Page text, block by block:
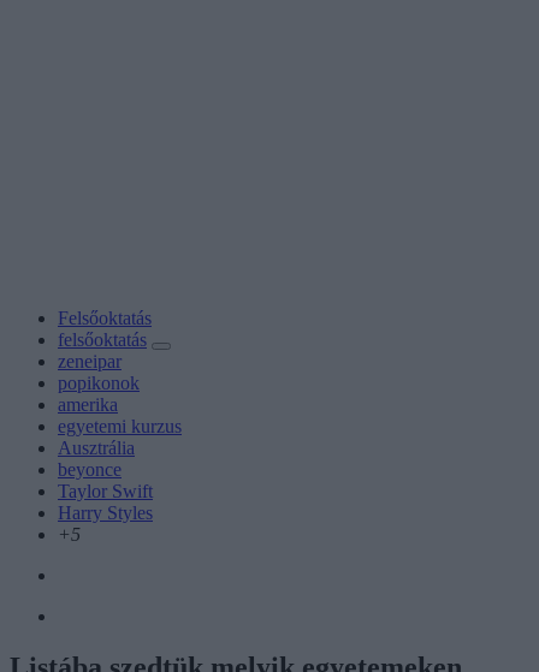
Felsőoktatás
felsőoktatás
zeneipar
popikonok
amerika
egyetemi kurzus
Ausztrália
beyonce
Taylor Swift
Harry Styles
+5